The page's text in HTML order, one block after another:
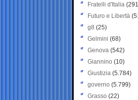
Fratelli d'Italia
Futuro e Libertà
g8 (25)
Gelmini (68)
Genova (542)
Giannino (10)
Giustizia (5.784)
governo (5.799)
Grasso (22)